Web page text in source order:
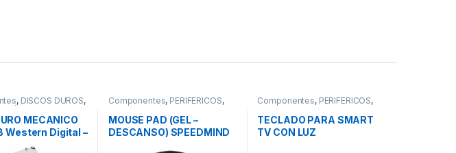
, DISCOS DUROS,
4Tb
MECANICO
Western Digital –
Vigilancia
Componentes, PERIFÉRICOS,
Mouse pad
MOUSE PAD (GEL –
DESCANSO) SPEEDMIND
Componentes, PERIFÉRICOS,
Teclados
TECLADO PARA SMART
TV CON LUZ